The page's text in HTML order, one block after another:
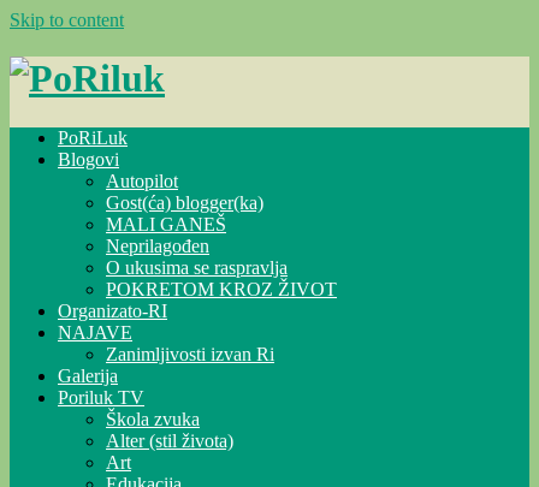
Skip to content
PoRiLuk
Blogovi
Autopilot
Gost(ća) blogger(ka)
MALI GANEŠ
Neprilagođen
O ukusima se raspravlja
POKRETOM KROZ ŽIVOT
Organizato-RI
NAJAVE
Zanimljivosti izvan Ri
Galerija
Poriluk TV
Škola zvuka
Alter (stil života)
Art